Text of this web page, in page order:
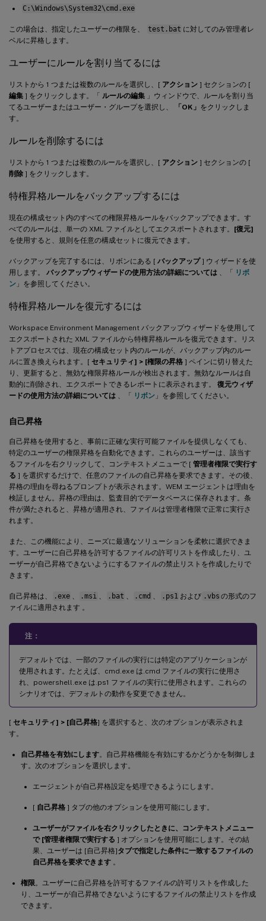
C:\Windows\System32\cmd.exe
この場合は、指定したユーザーの権限を、 test.bat に対してのみ管理者レ
ベルに昇格します。
ユーザーにルールを割り当てるには
リストから 1 つまたは複数のルールを選択し、[ アクション ] セクションの [
編集 ] をクリックします。「 ルールの編集 」ウィンドウで、ルールを割り当
てるユーザーまたはユーザー・グループを選択し、
「OK」 をクリックしま
す。
ルールを削除するには
リストから 1 つまたは複数のルールを選択し、[ アクション ] セクションの [
削除 ] をクリックします。
特権昇格ルールをバックアップするには
現在の構成セット内のすべての権限昇格ルールをバックアップできます。す
べてのルールは、単一の XML ファイルとしてエクスポートされます。 [復元]
を使用すると、規則を任意の構成セットに復元できます。
バックアップを完了するには、リボンにある [ バックアップ] ウィザードを使
用します。 バックアップウィザードの使用方法の詳細については 、「 リボ
ン 」を参照してください。
特権昇格ルールを復元するには
Workspace Environment Management バックアップウィザードを使用して
エクスポートされた XML ファイルから特権昇格ルールを復元できます。リス
トアプロセスでは、現在の構成セット内のルールが、バックアップ内のルー
ルに置き換えられます。[ セキュリティ] > [権限の昇格 ] ペインに切り替えた
り、更新すると、無効な権限昇格ルールが検出されます。無効なルールは自
動的に削除され、エクスポートできるレポートに表示されます。 復元ウィザ
ードの使用方法の詳細については 、「 リボン 」を参照してください。
自己昇格
自己昇格を使用すると、事前に正確な実行可能ファイルを提供しなくても、
特定のユーザーの権限昇格を自動化できます。これらのユーザーは、該当す
るファイルを右クリックして、コンテキストメニューで [ 管理者権限で実行す
る ] を選択するだけで、任意のファイルの自己昇格を要求できます。その後、
昇格の理由を尋ねるプロンプトが表示されます。WEM エージェントは理由を
検証しません。昇格の理由は、監査目的でデータベースに保存されます。条
件が満たされると、昇格が適用され、ファイルは管理者権限で正常に実行さ
れます。
また、この機能により、ニーズに最適なソリューションを柔軟に選択できま
す。ユーザーに自己昇格を許可するファイルの許可リストを作成したり、ユ
ーザーが自己昇格できないようにするファイルの禁止リストを作成したりで
きます。
自己昇格は、 .exe .msi .bat .cmd .ps1 および .vbs の形式のフ
ァイルに適用されます 。
注：
デフォルトでは、一部のファイルの実行には特定のアプリケーションが
使用されます。たとえば、cmd.exe は.cmd ファイルの実行に使用さ
れ、powershell.exe は.ps1 ファイルの実行に使用されます。これらの
シナリオでは、デフォルトの動作を変更できません。
[ セキュリティ] > [自己昇格] を選択すると、次のオプションが表示されま
す。
自己昇格を有効にします。自己昇格機能を有効にするかどうかを制御しま
す。次のオプションを選択します。
エージェントが自己昇格設定を処理できるようにします。
[ 自己昇格 ] タブの他のオプションを使用可能にします。
ユーザーがファイルを右クリックしたときに、コンテキストメニュー
で [管理者権限で実行する ] オプションを使用可能にします。その結
果、ユーザーは [自己昇格]タブで指定した条件に一致するファイルの
自己昇格を要求できます 。
権限 。ユーザーに自己昇格を許可するファイルの許可リストを作成した
り、ユーザーが自己昇格できないようにするファイルの禁止リストを作成
できます。